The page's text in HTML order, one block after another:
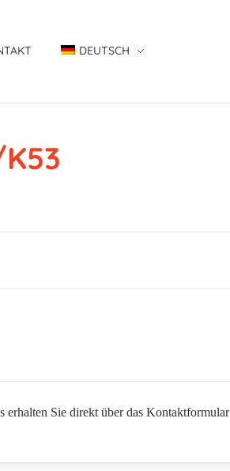
DEUTSCH
Sie direkt über das Kontaktformular